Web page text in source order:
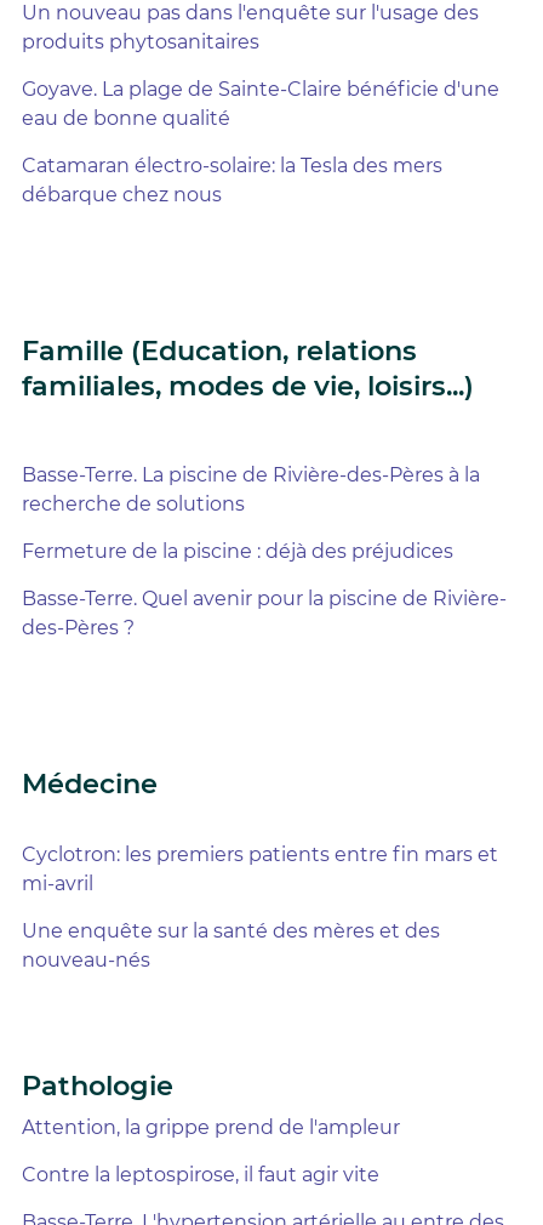
Un nouveau pas dans l'enquête sur l'usage des
produits phytosanitaires
Goyave. La plage de Sainte-Claire bénéficie d'une
eau de bonne qualité
Catamaran électro-solaire: la Tesla des mers
débarque chez nous
Famille (Education, relations
familiales, modes de vie, loisirs...)
Basse-Terre. La piscine de Rivière-des-Pères à la
recherche de solutions
Fermeture de la piscine : déjà des préjudices
Basse-Terre. Quel avenir pour la piscine de Rivière-
des-Pères ?
Médecine
Cyclotron: les premiers patients entre fin mars et
mi-avril
Une enquête sur la santé des mères et des
nouveau-nés
Pathologie
Attention, la grippe prend de l'ampleur
Contre la leptospirose, il faut agir vite